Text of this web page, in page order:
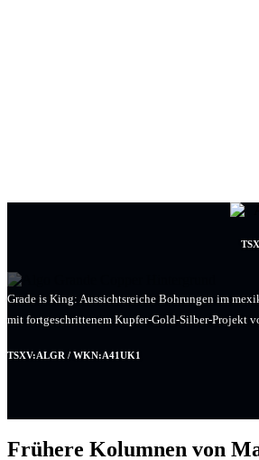
Grade is King: Aussichtsreiche Bohrungen im
mit fortgeschrittenem Kupfer-Gold-Silber-Projekt
TSXV:ALGR / WKN:A41UK1
Frühere Kolumnen von